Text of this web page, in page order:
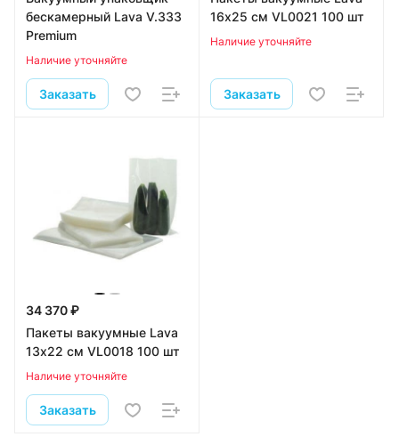
бескамерный Lava V.333
Premium
Наличие уточняйте
Заказать
16х25 см VL0021 100 шт
Наличие уточняйте
Заказать
34 370 ₽
Пакеты вакуумные Lava
13х22 см VL0018 100 шт
Наличие уточняйте
Заказать